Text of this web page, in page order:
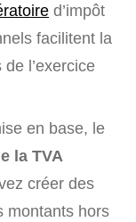
d’impôt
facilitent la
l’exercice
en base, le
la TVA
créer des
montants hors